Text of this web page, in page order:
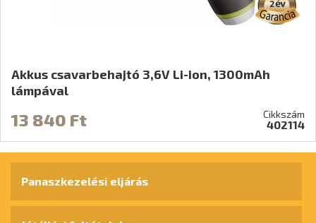
Akkus csavarbehajtó 3,6V Li-ion, 1300mAh
lámpával
13 840 Ft Cikkszám
402114
Panaszkezelési eljárás